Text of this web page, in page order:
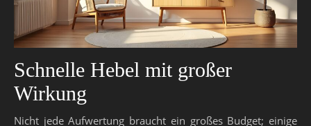
Schnelle Hebel mit großer
Wirkung
Nicht jede Aufwertung braucht ein großes Budget; einige